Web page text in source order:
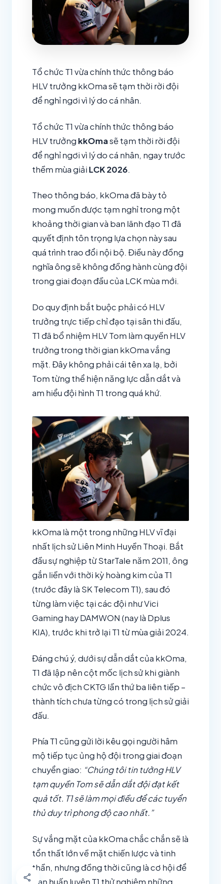
share
Tổ chức T1 vừa chính thức thông báo
HLV trưởng kkOma sẽ tạm thời rời đội
để nghỉ ngơi vì lý do cá nhân.
Tổ chức T1 vừa chính thức thông báo
HLV trưởng kkOmasẽ tạm thời rời đội
để nghỉ ngơi vì lý do cá nhân, ngay trước
thềm mùa giải LCK 2026.
Theo thông báo, kkOma đã bày tỏ
mong muốn được tạm nghỉ trong một
khoảng thời gian và ban lãnh đạo T1 đã
quyết định tôn trọng lựa chọn này sau
quá trình trao đổi nội bộ. Điều này đồng
nghĩa ông sẽ không đồng hành cùng đội
trong giai đoạn đầu của LCK mùa mới.
Do quy định bắt buộc phải có HLV
trưởng trực tiếp chỉ đạo tại sân thi đấu,
T1 đã bổ nhiệm HLV Tom làm quyền HLV
trưởng trong thời gian kkOma vắng
mặt. Đây không phải cái tên xa lạ, bởi
Tom từng thể hiện năng lực dẫn dắt và
am hiểu đội hình T1 trong quá khứ.
kkOma là một trong những HLV vĩ đại
nhất lịch sử Liên Minh Huyền Thoại. Bắt
đầu sự nghiệp từ StarTale năm 2011, ông
gắn liền với thời kỳ hoàng kim của T1
(trước đây là SK Telecom T1), sau đó
từng làm việc tại các đội như Vici
Gaming hay DAMWON (nay là Dplus
KIA), trước khi trở lại T1 từ mùa giải 2024.
Đáng chú ý, dưới sự dẫn dắt của kkOma,
T1 đã lập nên cột mốc lịch sử khi giành
chức vô địch CKTG lần thứ ba liên tiếp –
thành tích chưa từng có trong lịch sử giải
đấu.
Phía T1 cũng gửi lời kêu gọi người hâm
mộ tiếp tục ủng hộ đội trong giai đoạn
chuyển giao: “Chúng tôi tin tưởng HLV
tạm quyền Tom sẽ dẫn dắt đội đạt kết
quả tốt. T1 sẽ làm mọi điều để các tuyển
thủ duy trì phong độ cao nhất.”
Sự vắng mặt của kkOma chắc chắn sẽ là
tổn thất lớn về mặt chiến lược và tinh
thần, nhưng đồng thời cũng là cơ hội để
ban huấn luyện T1 thử nghiệm những